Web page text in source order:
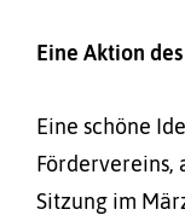
Eine Aktion
Eine schöne
Fördervereins,
Sitzung im